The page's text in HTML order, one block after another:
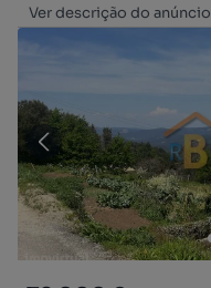
Ver descrição do anúncio